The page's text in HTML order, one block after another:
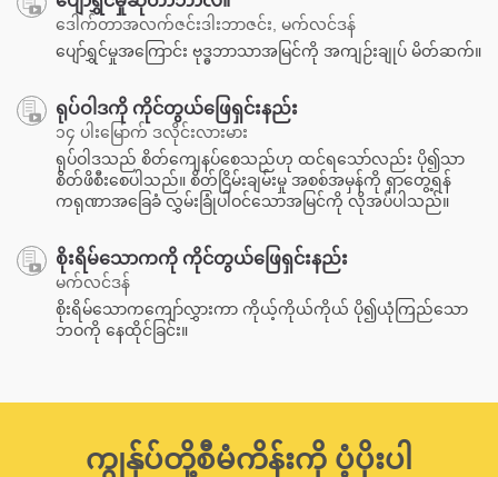
ဒေါက်တာအလက်ဇင်းဒါးဘာဇင်း, မက်လင်ဒန်
ပျော်ရွှင်မှုအကြောင်း ဗုဒ္ဓဘာသာအမြင်ကို အကျဉ်းချုပ် မိတ်ဆက်။
ရုပ်ဝါဒကို ကိုင်တွယ်ဖြေရှင်းနည်း
၁၄ ပါးမြောက် ဒလိုင်းလားမား
ရုပ်ဝါဒသည် စိတ်ကျေနပ်စေသည်ဟု ထင်ရသော်လည်း ပို၍သာ
စိတ်ဖိစီးစေပါသည်။ စိတ်ငြိမ်းချမ်းမှု အစစ်အမှန်ကို ရှာတွေ့ရန်
ကရုဏာအခြေခံ လွှမ်းခြုံပါဝင်သောအမြင်ကို လိုအပ်ပါသည်။
စိုးရိမ်သောကကို ကိုင်တွယ်ဖြေရှင်းနည်း
မက်လင်ဒန်
စိုးရိမ်သောကကျော်လွှားကာ ကိုယ့်ကိုယ်ကိုယ် ပို၍ယုံကြည်သော
ဘဝကို နေထိုင်ခြင်း။
ကျွန်ုပ်တို့စီမံကိန်းကို ပံ့ပိုးပါ